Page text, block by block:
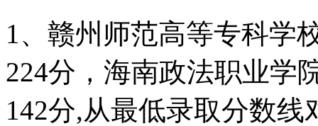
1、赣州师范高等专科学
224分，海南政法职业学
142分,从最低录取分数线